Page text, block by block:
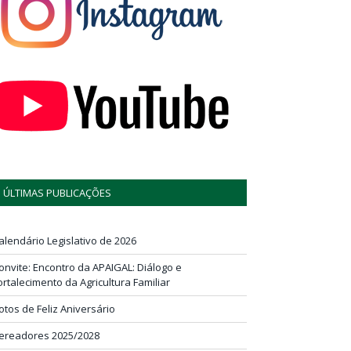
ÚLTIMAS PUBLICAÇÕES
Legislativo de 2026
Encontro da APAIGAL: Diálogo e
da Agricultura Familiar
de Feliz Aniversário
2025/2028